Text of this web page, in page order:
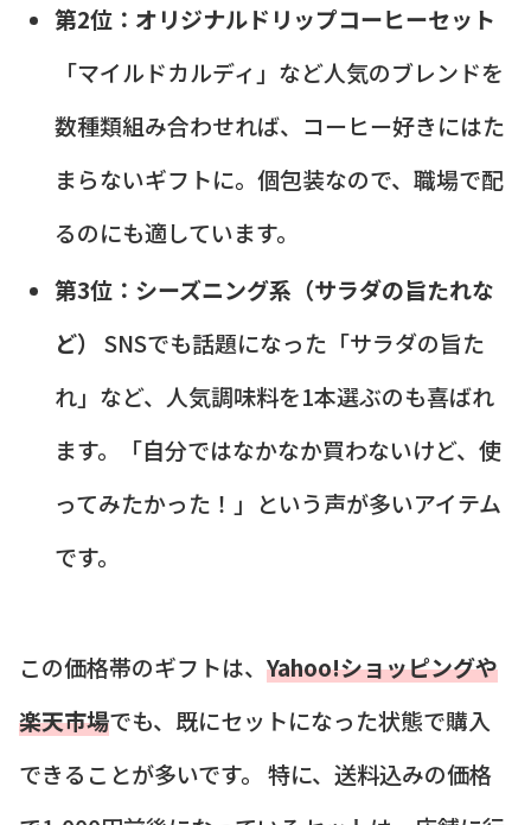
第2位：オリジナルドリップコーヒーセット
「マイルドカルディ」など人気のブレンドを
数種類組み合わせれば、コーヒー好きにはた
まらないギフトに。個包装なので、職場で配
るのにも適しています。
第3位：シーズニング系（サラダの旨たれな
ど） SNSでも話題になった「サラダの旨た
れ」など、人気調味料を1本選ぶのも喜ばれ
ます。「自分ではなかなか買わないけど、使
ってみたかった！」という声が多いアイテム
です。
この価格帯のギフトは、 Yahoo!ショッピングや
楽天市場でも、既にセットになった状態で購入
できることが多いです。 特に、送料込みの価格